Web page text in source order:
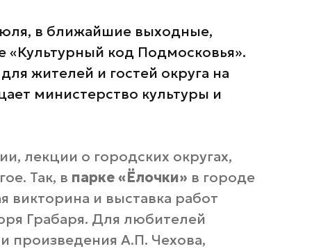
в ближайшие выходные,
код Подмосковья».
жителей и гостей округа на
министерство культуры и
лекции о городских округах,
Так, в парке «Ёлочки» в городе
викторина и выставка работ
Грабаря. Для любителей
произведения А.П. Чехова,